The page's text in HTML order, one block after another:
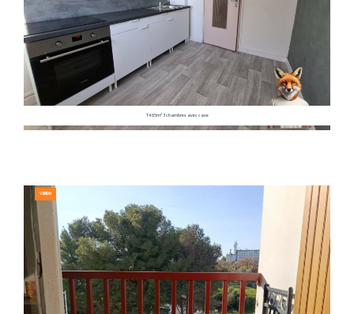
T4 65m² 3 chambres avec cave
VENDU